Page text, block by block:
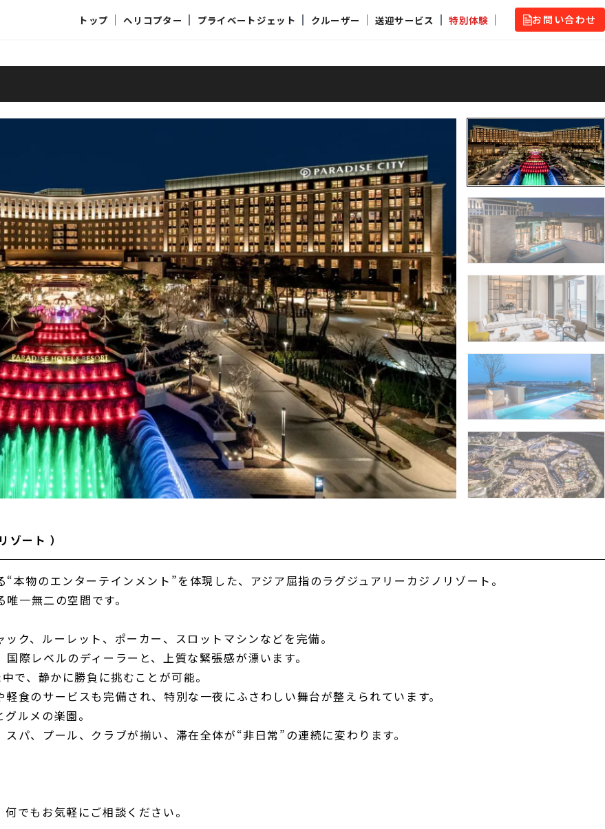
トップ ヘリコプター プライベートジェット クルーザー 送迎サービス 特別体験 お問い合わせ
ゾート ）
物のエンターテインメント”を体現した、アジア屈指のラグジュアリーカジノリゾート。
一無二の空間です。
ク、ルーレット、ポーカー、スロットマシンなどを完備。
際レベルのディーラーと、上質な緊張感が漂います。
で、静かに勝負に挑むことが可能。
食のサービスも完備され、特別な一夜にふさわしい舞台が整えられています。
ルメの楽園。
パ、プール、クラブが揃い、滞在全体が“非日常”の連続に変わります。
でもお気軽にご相談ください。